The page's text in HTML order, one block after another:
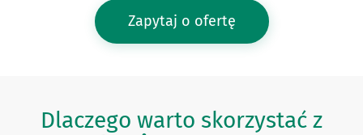
Zapytaj o ofertę
Dlaczego warto skorzystać z